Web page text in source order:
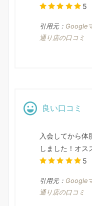
5
引用元： Google
通り店の口コミ
良い口コミ
入会してから
しました！オス
5
引用元： Google
通り店の口コミ